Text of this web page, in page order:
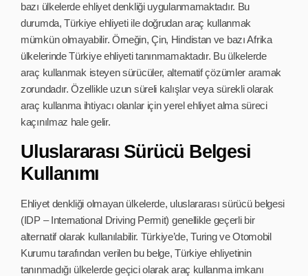
bazı ülkelerde ehliyet denkliği uygulanmamaktadır. Bu
durumda, Türkiye ehliyeti ile doğrudan araç kullanmak
mümkün olmayabilir. Örneğin, Çin, Hindistan ve bazı Afrika
ülkelerinde Türkiye ehliyeti tanınmamaktadır. Bu ülkelerde
araç kullanmak isteyen sürücüler, alternatif çözümler aramak
zorundadır. Özellikle uzun süreli kalışlar veya sürekli olarak
araç kullanma ihtiyacı olanlar için yerel ehliyet alma süreci
kaçınılmaz hale gelir.
Uluslararası Sürücü Belgesi
Kullanımı
Ehliyet denkliği olmayan ülkelerde, uluslararası sürücü belgesi
(IDP – International Driving Permit) genellikle geçerli bir
alternatif olarak kullanılabilir. Türkiye’de, Turing ve Otomobil
Kurumu tarafından verilen bu belge, Türkiye ehliyetinin
tanınmadığı ülkelerde geçici olarak araç kullanma imkanı